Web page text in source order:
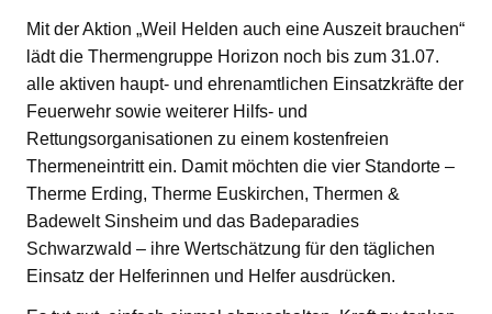
Mit der Aktion „Weil Helden auch eine Auszeit brauchen“
lädt die Thermengruppe Horizon noch bis zum 31.07.
alle aktiven haupt- und ehrenamtlichen Einsatzkräfte der
Feuerwehr sowie weiterer Hilfs- und
Rettungsorganisationen zu einem kostenfreien
Thermeneintritt ein. Damit möchten die vier Standorte –
Therme Erding, Therme Euskirchen, Thermen &
Badewelt Sinsheim und das Badeparadies
Schwarzwald – ihre Wertschätzung für den täglichen
Einsatz der Helferinnen und Helfer ausdrücken.